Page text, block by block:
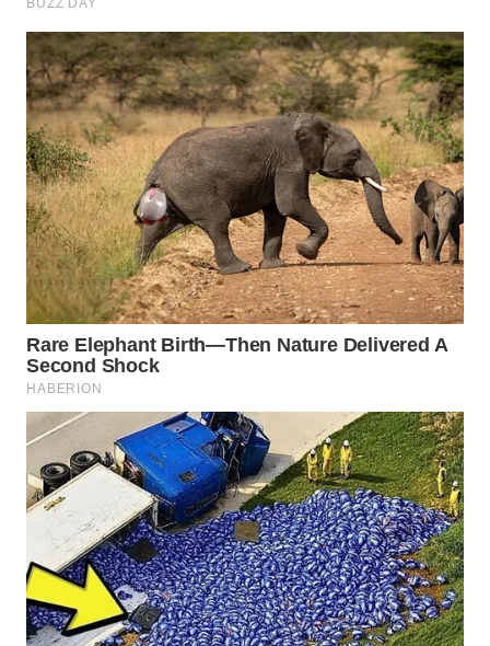
WAHANA
UMKM
WAHANA
SELEB
WAHANA
PERSONA
WAHANA
OTOMOTIF
WAHANA
HEALTH
WAHANA
DESA
WISATA
LAPAK
WAHANA